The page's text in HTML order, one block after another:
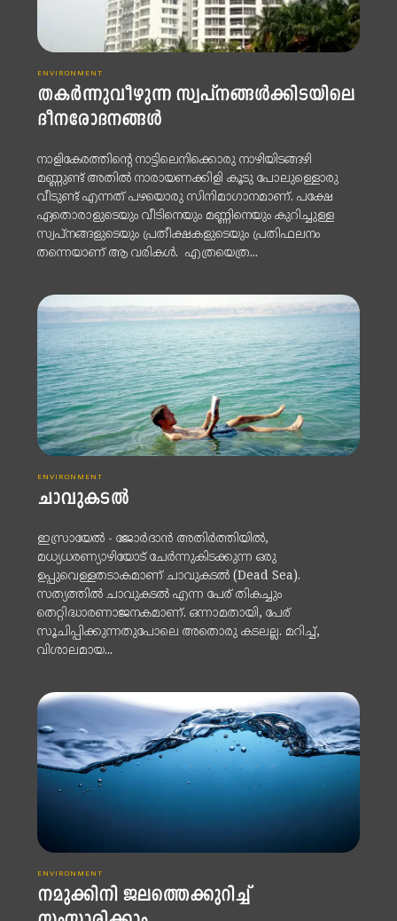
ENVIRONMENT
തകര്‍ന്നുവീഴുന്ന സ്വപ്നങ്ങള്‍ക്കിടയിലെ
ദീനരോദനങ്ങള്‍
നാളികേരത്തിന്റെ നാട്ടിലെനിക്കൊരു നാഴിയിടങ്ങഴി
മണ്ണുണ്ട് അതില്‍ നാരായണക്കിളി കൂടു പോലുള്ളൊരു
വീടുണ്ട് എന്നത് പഴയൊരു സിനിമാഗാനമാണ്. പക്ഷേ
ഏതൊരാളുടെയും വീടിനെയും മണ്ണിനെയും കുറിച്ചുള്ള
സ്വപ്‌നങ്ങളുടെയും പ്രതീക്ഷകളുടെയും പ്രതിഫലനം
തന്നെയാണ് ആ വരികള്‍. എത്രയെത്ര...
ENVIRONMENT
ചാവുകടല്‍
ഇസ്രായേല്‍ - ജോര്‍ദാന്‍ അതിര്‍ത്തിയില്‍,
മധ്യധരണ്യാഴിയോട് ചേര്‍ന്നുകിടക്കുന്ന ഒരു
ഉപ്പുവെള്ളതടാകമാണ് ചാവുകടല്‍ (Dead Sea).
സത്യത്തില്‍ ചാവുകടല്‍ എന്ന പേര് തികച്ചും
തെറ്റിദ്ധാരണാജനകമാണ്. ഒന്നാമതായി, പേര്
സൂചിപ്പിക്കുന്നതുപോലെ അതൊരു കടലല്ല. മറിച്ച്,
വിശാലമായ...
ENVIRONMENT
നമുക്കിനി ജലത്തെക്കുറിച്ച്